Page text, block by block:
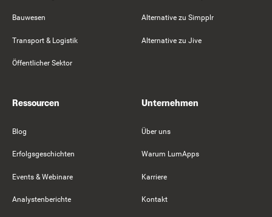
Bauwesen
Transport & Logistik
Öffentlicher Sektor
Alternative zu Simpplr
Alternative zu Jive
Ressourcen
Blog
Erfolgsgeschichten
Events & Webinare
Analystenberichte
Unternehmen
Über uns
Warum LumApps
Karriere
Kontakt